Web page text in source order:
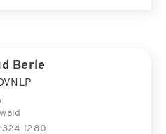
Berle
1280